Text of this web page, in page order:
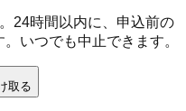
24時間以内に、申込前の
いつでも中止できます。
取る